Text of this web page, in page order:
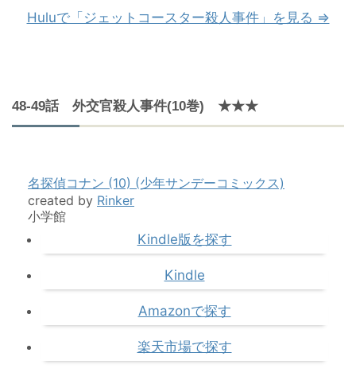
Huluで「ジェットコースター殺人事件」を見る ⇒
48-49話 外交官殺人事件(10巻) ★★★
名探偵コナン (10) (少年サンデーコミックス)
created by Rinker
小学館
Kindle版を探す
Kindle
Amazonで探す
楽天市場で探す